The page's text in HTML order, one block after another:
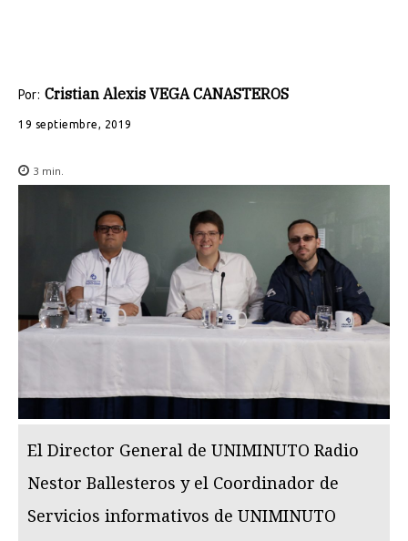
Por: Cristian Alexis VEGA CANASTEROS
19 septiembre, 2019
3 min.
El Director General de UNIMINUTO Radio
Nestor Ballesteros y el Coordinador de
Servicios informativos de UNIMINUTO